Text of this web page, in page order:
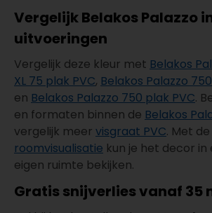
Vergelijk Belakos Palazzo
uitvoeringen
Vergelijk deze kleur met Belakos
XL 75 plak PVC, Belakos Palazzo
en Belakos Palazzo 750 plak PVC.
en formaten binnen de Belakos
vergelijk meer visgraat PVC. Met de
roomvisualisatie kun je het decor
eigen ruimte bekijken.
Gratis snijverlies vanaf 35